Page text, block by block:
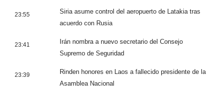
23:55
Siria asume control del aeropuerto de Latakia tras
acuerdo con Rusia
23:41
Irán nombra a nuevo secretario del Consejo
Supremo de Seguridad
23:39
Rinden honores en Laos a fallecido presidente de la
Asamblea Nacional